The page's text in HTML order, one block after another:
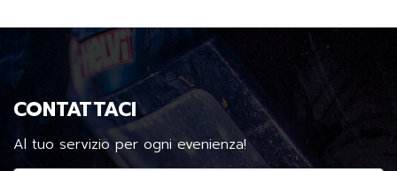
CONTATTACI
Al tuo servizio per ogni evenienza!